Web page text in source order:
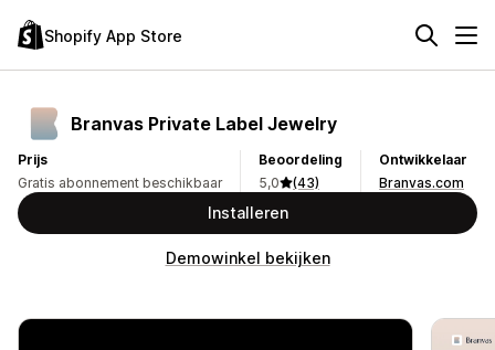
Shopify App Store
Branvas Private Label Jewelry
Prijs
Gratis abonnement beschikbaar
Beoordeling
5,0
(43)
Ontwikkelaar
Branvas.com
Installeren
Demowinkel bekijken